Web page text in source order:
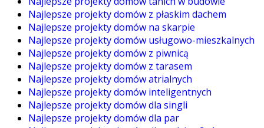
Najlepsze projekty domów z płaskim dachem
Najlepsze projekty domów na skarpie
Najlepsze projekty domów usługowo-mieszkalnych
Najlepsze projekty domów z piwnicą
Najlepsze projekty domów z tarasem
Najlepsze projekty domów atrialnych
Najlepsze projekty domów inteligentnych
Najlepsze projekty domów dla singli
Najlepsze projekty domów dla par